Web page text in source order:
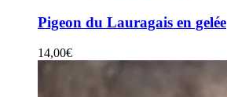
Pigeon du Lauragais en gelée
14,00€